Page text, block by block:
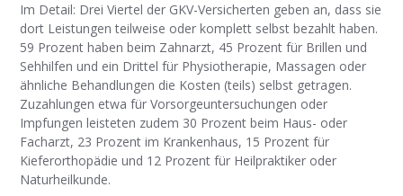
Im Detail: Drei Viertel der GKV-Versicherten geben an, dass sie
dort Leistungen teilweise oder komplett selbst bezahlt haben.
59 Prozent haben beim Zahnarzt, 45 Prozent für Brillen und
Sehhilfen und ein Drittel für Physiotherapie, Massagen oder
ähnliche Behandlungen die Kosten (teils) selbst getragen.
Zuzahlungen etwa für Vorsorgeuntersuchungen oder
Impfungen leisteten zudem 30 Prozent beim Haus- oder
Facharzt, 23 Prozent im Krankenhaus, 15 Prozent für
Kieferorthopädie und 12 Prozent für Heilpraktiker oder
Naturheilkunde.